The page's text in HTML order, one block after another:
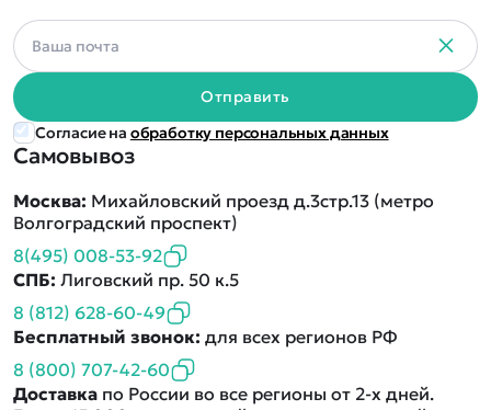
Самовывоз
Москва: Михайловский проезд д.3стр.13 (метро
Волгоградский проспект)
8(495) 008-53-92
СПБ: Лиговский пр. 50 к.5
8 (812) 628-60-49
Бесплатный звонок: для всех регионов РФ
8 (800) 707-42-60
Доставка по России во все регионы от 2-х дней.
Отправить
Согласие на обработку персональных данных